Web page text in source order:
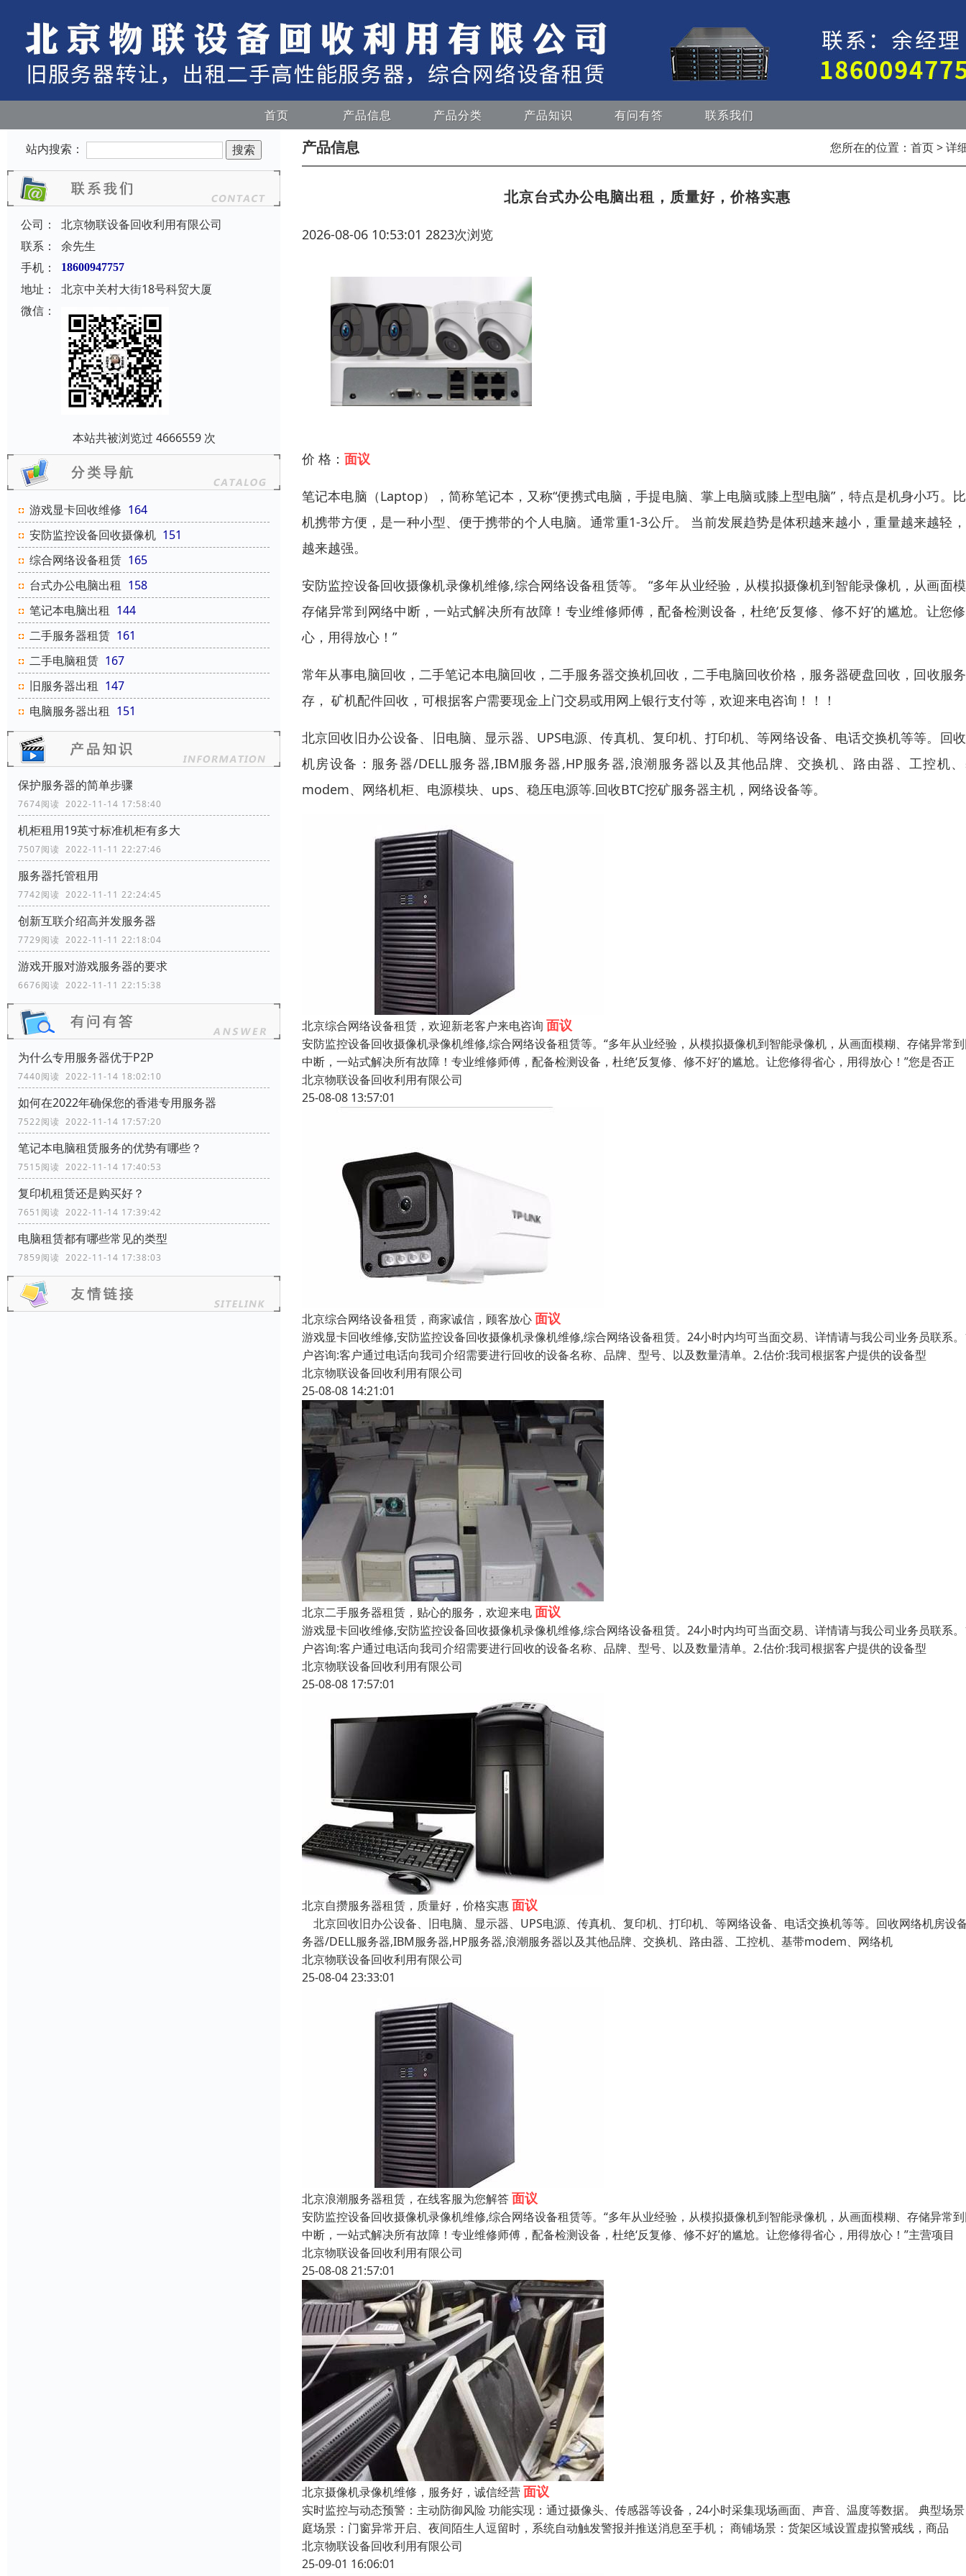
首页 产品信息 产品分类 产品知识 有问有答 联系我们
站内搜索：
公司：
北京物联设备回收利用有限公司
联系：
余先生
手机：
18600947757
地址：
北京中关村大街18号科贸大厦
微信：
本站共被浏览过 4666559 次
游戏显卡回收维修 164
安防监控设备回收摄像机 151
综合网络设备租赁 165
台式办公电脑出租 158
笔记本电脑出租 144
二手服务器租赁 161
二手电脑租赁 167
旧服务器出租 147
电脑服务器出租 151
保护服务器的简单步骤
7674阅读 2022-11-14 17:58:40
机柜租用19英寸标准机柜有多大
7507阅读 2022-11-11 22:27:46
服务器托管租用
7742阅读 2022-11-11 22:24:45
创新互联介绍高并发服务器
7729阅读 2022-11-11 22:18:04
游戏开服对游戏服务器的要求
6676阅读 2022-11-11 22:15:38
为什么专用服务器优于P2P
7440阅读 2022-11-14 18:02:10
如何在2022年确保您的香港专用服务器
7522阅读 2022-11-14 17:57:20
笔记本电脑租赁服务的优势有哪些？
7515阅读 2022-11-14 17:40:53
复印机租赁还是购买好？
7651阅读 2022-11-14 17:39:42
电脑租赁都有哪些常见的类型
7859阅读 2022-11-14 17:38:03
产品信息 您所在的位置： 首页> 详
北京台式办公电脑出租，质量好，价格实惠
2026-08-06 10:53:01 2823次浏览
价 格： 面议
笔记本电脑（Laptop），简称笔记本，又称“便携式电脑，手提电脑、掌上电脑或膝上型电脑”，特点是机身小巧。
机携带方便，是一种小型、便于携带的个人电脑。通常重1-3公斤。 当前发展趋势是体积越来越小，重量越来越轻
越来越强。
安防监控设备回收摄像机录像机维修,综合网络设备租赁等。 “多年从业经验，从模拟摄像机到智能录像机，从画面
存储异常到网络中断，一站式解决所有故障！专业维修师傅，配备检测设备，杜绝‘反复修、修不好’的尴尬。让您
心，用得放心！”
常年从事电脑回收，二手笔记本电脑回收，二手服务器交换机回收，二手电脑回收价格，服务器硬盘回收，回收服
存， 矿机配件回收，可根据客户需要现金上门交易或用网上银行支付等，欢迎来电咨询！！！
北京回收旧办公设备、旧电脑、显示器、UPS电源、传真机、复印机、打印机、等网络设备、电话交换机等等。回
机房设备：服务器/DELL服务器,IBM服务器,HP服务器,浪潮服务器以及其他品牌、交换机、路由器、工控机
modem、网络机柜、电源模块、ups、稳压电源等.回收BTC挖矿服务器主机，网络设备等。
北京综合网络设备租赁，欢迎新老客户来电咨询 面议
安防监控设备回收摄像机录像机维修,综合网络设备租赁等。“多年从业经验，从模拟摄像机到智能录像机，从画面模糊、存储异常
中断，一站式解决所有故障！专业维修师傅，配备检测设备，杜绝‘反复修、修不好’的尴尬。让您修得省心，用得放心！”您是否正
北京物联设备回收利用有限公司
25-08-08 13:57:01
北京综合网络设备租赁，商家诚信，顾客放心面议
游戏显卡回收维修,安防监控设备回收摄像机录像机维修,综合网络设备租赁。24小时内均可当面交易、详情请与我公司业务员联系
户咨询:客户通过电话向我司介绍需要进行回收的设备名称、品牌、型号、以及数量清单。2.估价:我司根据客户提供的设备型
北京物联设备回收利用有限公司
25-08-08 14:21:01
北京二手服务器租赁，贴心的服务，欢迎来电面议
游戏显卡回收维修,安防监控设备回收摄像机录像机维修,综合网络设备租赁。24小时内均可当面交易、详情请与我公司业务员联系
户咨询:客户通过电话向我司介绍需要进行回收的设备名称、品牌、型号、以及数量清单。2.估价:我司根据客户提供的设备型
北京物联设备回收利用有限公司
25-08-08 17:57:01
北京自攒服务器租赁，质量好，价格实惠面议
北京回收旧办公设备、旧电脑、显示器、UPS电源、传真机、复印机、打印机、等网络设备、电话交换机等等。回收网络机房设
务器/DELL服务器,IBM服务器,HP服务器,浪潮服务器以及其他品牌、交换机、路由器、工控机、基带modem、网络机
北京物联设备回收利用有限公司
25-08-04 23:33:01
北京浪潮服务器租赁，在线客服为您解答面议
安防监控设备回收摄像机录像机维修,综合网络设备租赁等。“多年从业经验，从模拟摄像机到智能录像机，从画面模糊、存储异常
中断，一站式解决所有故障！专业维修师傅，配备检测设备，杜绝‘反复修、修不好’的尴尬。让您修得省心，用得放心！”主营项目
北京物联设备回收利用有限公司
25-08-08 21:57:01
北京摄像机录像机维修，服务好，诚信经营面议
实时监控与动态预警：主动防御风险 功能实现：通过摄像头、传感器等设备，24小时采集现场画面、声音、温度等数据。 典型场
庭场景：门窗异常开启、夜间陌生人逗留时，系统自动触发警报并推送消息至手机； 商铺场景：货架区域设置虚拟警戒线，商品
北京物联设备回收利用有限公司
25-09-01 16:06:01